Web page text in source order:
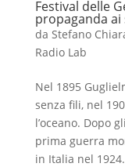
Festival delle
propaganda ai
da Stefano
Radio Lab
Nel 1895
senza fili, nel
l’oceano. Dopo
prima guerra
in Italia nel